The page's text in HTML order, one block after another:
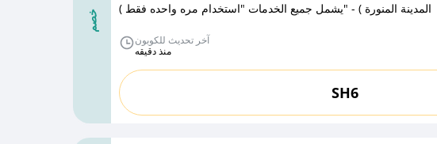
خصم ( المدينة المنورة ) - "يشمل جميع الخدمات "استخدام مره واحده فقط
آخر تحديث للكوبون
منذ دقيقه
SH6